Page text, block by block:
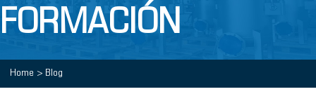
FORMACIÓN
Home > Blog